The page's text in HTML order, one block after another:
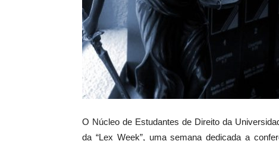
O Núcleo de Estudantes de Direito da
da “Lex Week”, uma semana dedicada a